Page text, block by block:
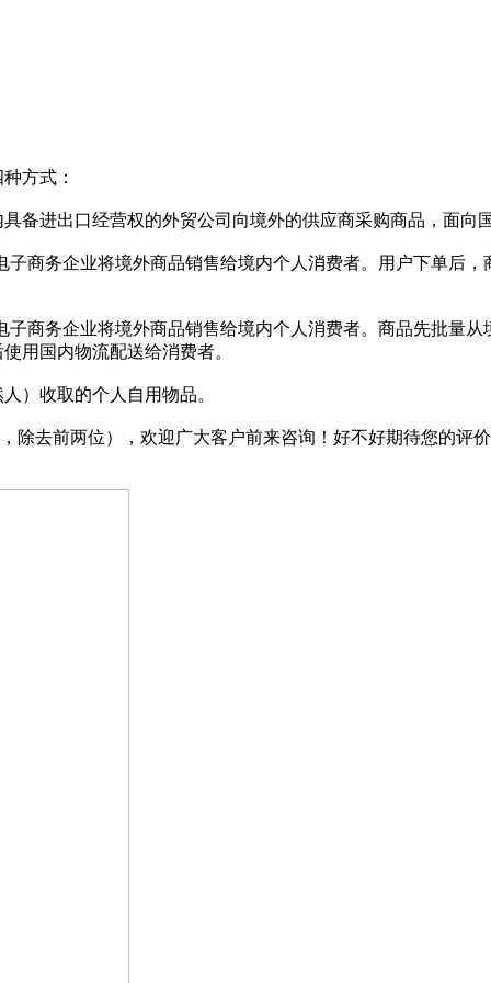
方式：
进出口经营权的外贸公司向境外的供应商采购商品，面向
务企业将境外商品销售给境内个人消费者。用户下单后，
务企业将境外商品销售给境内个人消费者。商品先批量从
用国内物流配送给消费者。
收取的个人自用物品。
前两位），欢迎广大客户前来咨询！好不好期待您的评